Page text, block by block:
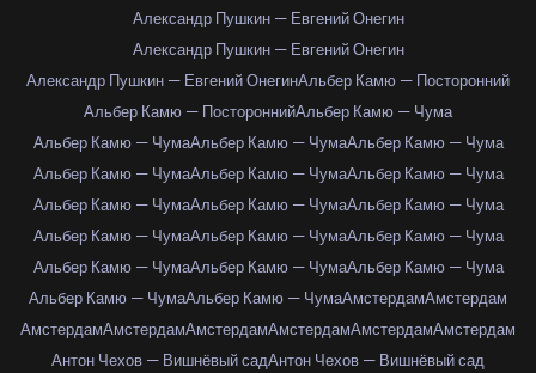
Александр Пушкин — Евгений Онегин
Александр Пушкин — Евгений Онегин
Александр Пушкин — Евгений ОнегинАльбер Камю — Посторонний
Альбер Камю — ПостороннийАльбер Камю — Чума
Альбер Камю — ЧумаАльбер Камю — ЧумаАльбер Камю — Чума
Альбер Камю — ЧумаАльбер Камю — ЧумаАльбер Камю — Чума
Альбер Камю — ЧумаАльбер Камю — ЧумаАльбер Камю — Чума
Альбер Камю — ЧумаАльбер Камю — ЧумаАльбер Камю — Чума
Альбер Камю — ЧумаАльбер Камю — ЧумаАльбер Камю — Чума
Альбер Камю — ЧумаАльбер Камю — ЧумаАмстердамАмстердам
АмстердамАмстердамАмстердамАмстердамАмстердамАмстердам
Антон Чехов — Вишнёвый садАнтон Чехов — Вишнёвый сад